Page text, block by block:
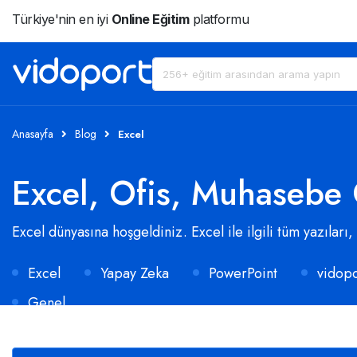
Türkiye'nin en iyi Online Eğitimplatformu
Anasayfa Blog Excel
Excel, Ofis,
Excel dünyasına hoşgeldiniz. Excel ile ilgili tüm
Excel
Yapay Zeka PowerPoint
Genel